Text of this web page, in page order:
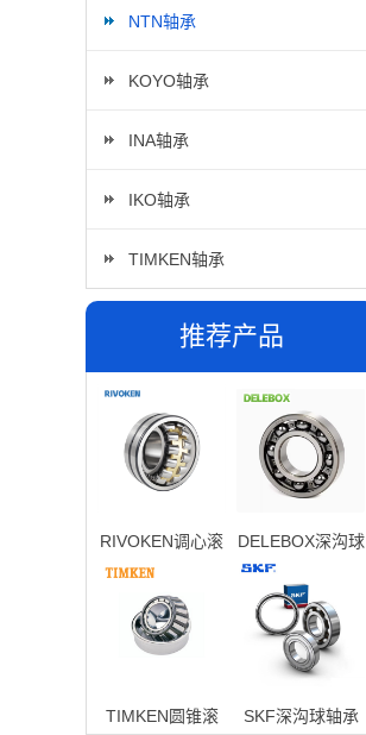
NTN轴承
KOYO轴承
INA轴承
IKO轴承
TIMKEN轴承
推荐产品
RIVOKEN调心滚
子轴承
DELEBOX深沟球
TIMKEN圆锥滚
SKF深沟球轴承